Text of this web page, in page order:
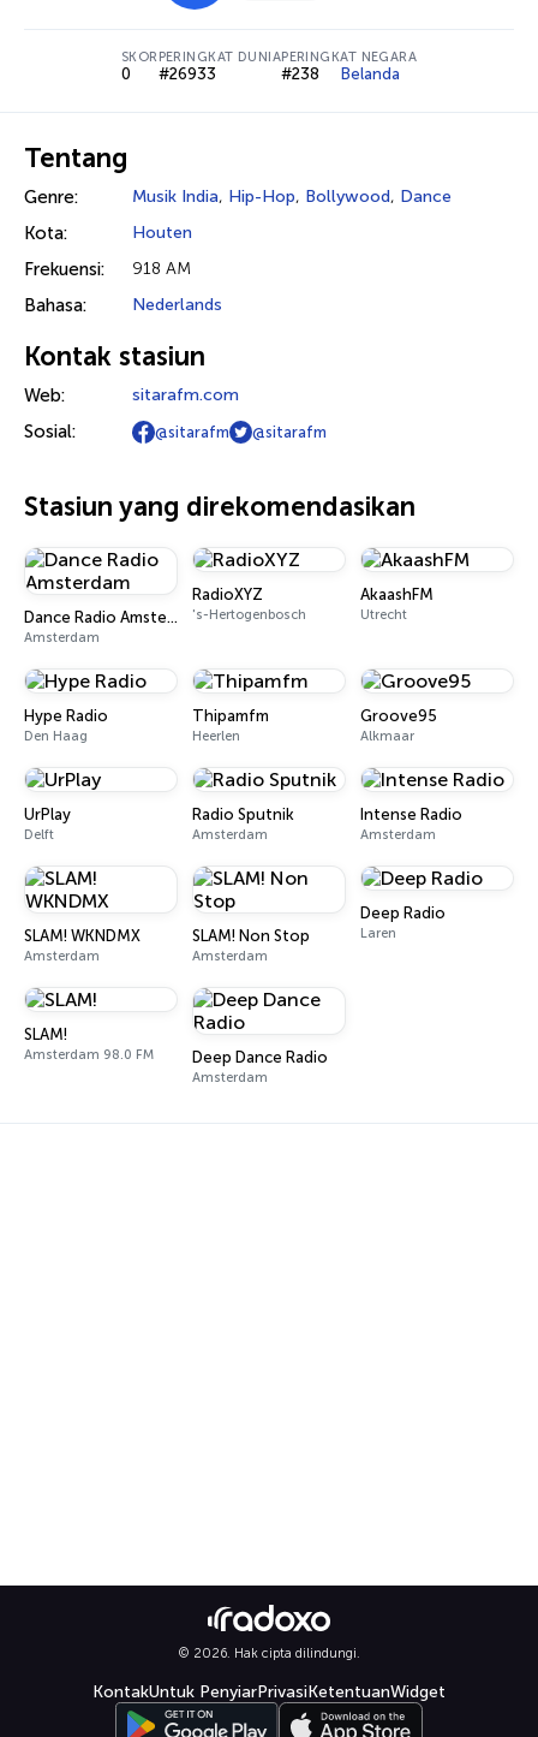
SKOR
0
PERINGKAT DUNIA
#26933
PERINGKAT NEGARA
#238 Belanda
Tentang
Genre: Musik India, Hip-Hop, Bollywood, Dance
Kota: Houten
Frekuensi: 918 AM
Bahasa: Nederlands
Kontak stasiun
Web: sitarafm.com
Sosial: @sitarafm @sitarafm
Stasiun yang direkomendasikan
Dance Radio Amsterdam
Amsterdam
RadioXYZ
's-Hertogenbosch
AkaashFM
Utrecht
Hype Radio
Den Haag
Thipamfm
Heerlen
Groove95
Alkmaar
UrPlay
Delft
Radio Sputnik
Amsterdam
Intense Radio
Amsterdam
SLAM! WKNDMX
Amsterdam
SLAM! Non Stop
Amsterdam
Deep Radio
Laren
SLAM!
Amsterdam 98.0 FM Deep Dance Radio
Amsterdam
© 2026. Hak cipta dilindungi.
KontakUntuk PenyiarPrivasiKetentuanWidget